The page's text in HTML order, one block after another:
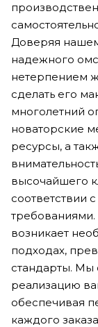
Доверяя
надежного
нетерпением
сделать его
многолетний
новаторские
ресурсы, а
высочайшего
соответствии
возникает
подходах,
стандарты. Мы
реализацию
обеспечивая
каждого